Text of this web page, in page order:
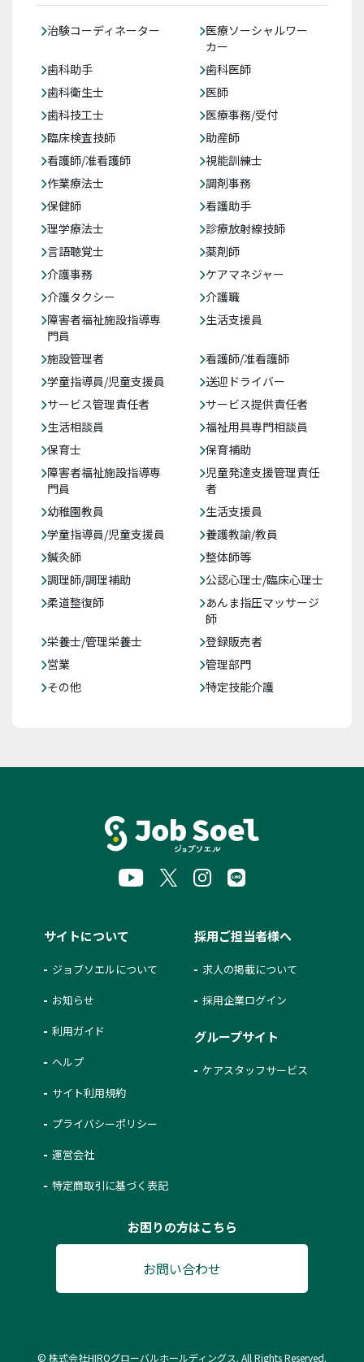
治験コーディネーター
医療ソーシャルワー
カー
歯科助手
歯科医師
歯科衛生士
医師
歯科技工士
医療事務/受付
臨床検査技師
助産師
看護師/准看護師
視能訓練士
作業療法士
調剤事務
保健師
看護助手
理学療法士
診療放射線技師
言語聴覚士
薬剤師
介護事務
ケアマネジャー
介護タクシー
介護職
障害者福祉施設指導専
門員
生活支援員
施設管理者
看護師/准看護師
学童指導員/児童支援員
送迎ドライバー
サービス管理責任者
サービス提供責任者
生活相談員
福祉用具専門相談員
保育士
保育補助
障害者福祉施設指導専
門員
児童発達支援管理責任
者
幼稚園教員
生活支援員
学童指導員/児童支援員
養護教諭/教員
鍼灸師
整体師等
調理師/調理補助
公認心理士/臨床心理士
柔道整復師
あんま指圧マッサージ
師
栄養士/管理栄養士
登録販売者
営業
管理部門
その他
特定技能介護
サイトについて
ジョブソエルについて
お知らせ
利用ガイド
ヘルプ
サイト利用規約
プライバシーポリシー
運営会社
特定商取引に基づく表記
採用ご担当者様へ
求人の掲載について
採用企業ログイン
グループサイト
ケアスタッフサービス
お困りの方はこちら
お問い合わせ
© 株式会社HIROグローバルホールディングス. All Rights Reserved.